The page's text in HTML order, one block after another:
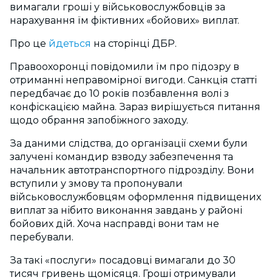
вимагали гроші у військовослужбовців за
нарахування їм фіктивних «бойових» виплат.
Про це йдеться на сторінці ДБР.
Правоохоронці повідомили їм про підозру в
отриманні неправомірної вигоди. Санкція статті
передбачає до 10 років позбавлення волі з
конфіскацією майна. Зараз вирішується питання
щодо обрання запобіжного заходу.
За даними слідства, до організації схеми були
залучені командир взводу забезпечення та
начальник автотранспортного підрозділу. Вони
вступили у змову та пропонували
військовослужбовцям оформлення підвищених
виплат за нібито виконання завдань у районі
бойових дій. Хоча насправді вони там не
перебували.
За такі «послуги» посадовці вимагали до 30
тисяч гривень щомісяця. Гроші отримували